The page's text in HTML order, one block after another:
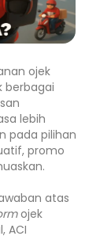
ojek
berbagai
lebih
pada pilihan
promo
atas
ojek
ACI